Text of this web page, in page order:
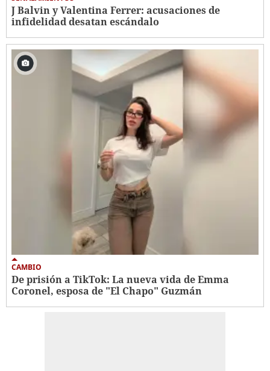
J Balvin y Valentina Ferrer: acusaciones de
infidelidad desatan escándalo
CAMBIO
De prisión a TikTok: La nueva vida de Emma
Coronel, esposa de "El Chapo" Guzmán